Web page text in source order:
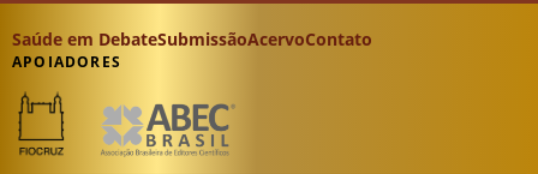
Saúde em DebateSubmissãoAcervoContato
APOIADORES